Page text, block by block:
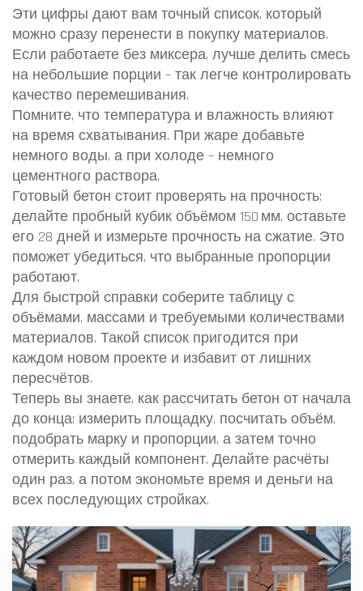
Эти цифры дают вам точный список, который
можно сразу перенести в покупку материалов.
Если работаете без миксера, лучше делить смесь
на небольшие порции – так легче контролировать
качество перемешивания.
Помните, что температура и влажность влияют
на время схватывания. При жаре добавьте
немного воды, а при холоде – немного
цементного раствора.
Готовый бетон стоит проверять на прочность:
делайте пробный кубик объёмом 150 мм, оставьте
его 28 дней и измерьте прочность на сжатие. Это
поможет убедиться, что выбранные пропорции
работают.
Для быстрой справки соберите таблицу с
объёмами, массами и требуемыми количествами
материалов. Такой список пригодится при
каждом новом проекте и избавит от лишних
пересчётов.
Теперь вы знаете, как рассчитать бетон от начала
до конца: измерить площадку, посчитать объём,
подобрать марку и пропорции, а затем точно
отмерить каждый компонент. Делайте расчёты
один раз, а потом экономьте время и деньги на
всех последующих стройках.